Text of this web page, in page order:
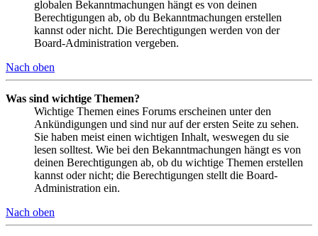
globalen Bekanntmachungen hängt es von deinen
Berechtigungen ab, ob du Bekanntmachungen erstellen
kannst oder nicht. Die Berechtigungen werden von der
Board-Administration vergeben.
Nach oben
Was sind wichtige Themen?
Wichtige Themen eines Forums erscheinen unter den
Ankündigungen und sind nur auf der ersten Seite zu sehen.
Sie haben meist einen wichtigen Inhalt, weswegen du sie
lesen solltest. Wie bei den Bekanntmachungen hängt es von
deinen Berechtigungen ab, ob du wichtige Themen erstellen
kannst oder nicht; die Berechtigungen stellt die Board-
Administration ein.
Nach oben